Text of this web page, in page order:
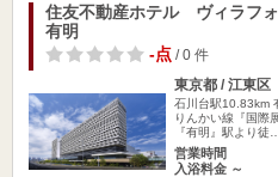
住友不動産ホテル ヴィラフ
有明
-点/ 0 件
東京都 / 江東区
石川台駅10.83km
りんかい線『国際
『有明』駅より徒…
営業時間
入浴料金 ～